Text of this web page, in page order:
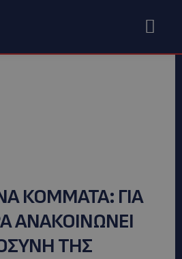
ΚΟΜΜΑΤΑ: ΓΙΑ
ΑΝΑΚΟΙΝΩΝΕΙ
ΤΗΣ